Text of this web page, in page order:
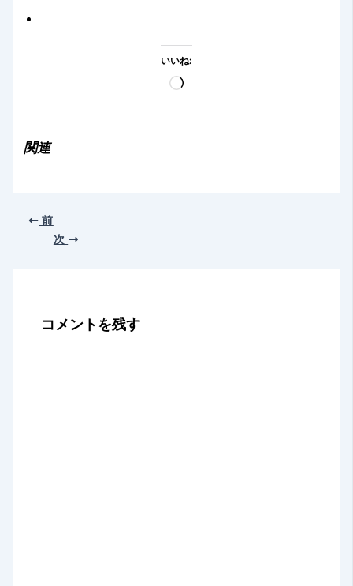
いいね:
読
関連
前
次
コメントを残す